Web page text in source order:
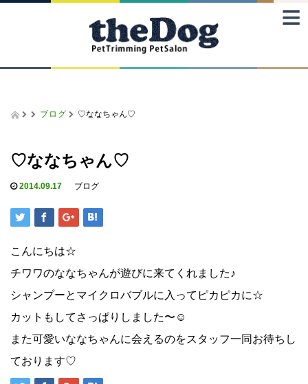
≡
ブログ ♡ななちゃん♡
♡ななちゃん♡
2014.09.17 ブログ
こんにちは☆
チワワのななちゃんが遊びに来てくれました♪
シャンプーとマイクロバブルに入ってピカピカに☆
カットもしてさっぱりしました〜☺
また可愛いななちゃんに会えるのをスタッフ一同お待ちし
ております♡